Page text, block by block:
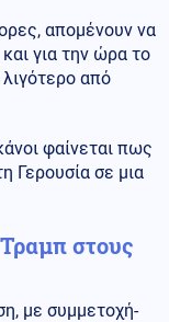
απομένουν να
για την ώρα το
από
φαίνεται πως
Γερουσία σε μια
στους
με συμμετοχή-